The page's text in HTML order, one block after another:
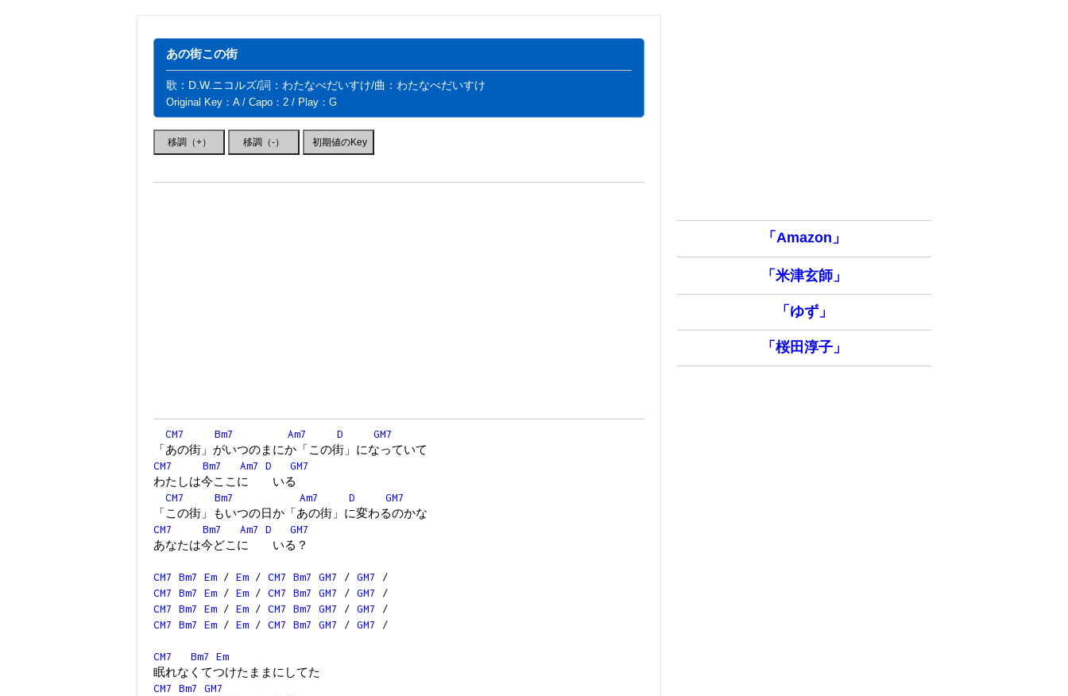
あの街この街
歌：D.W.ニコルズ/詞：わたなべだいすけ/曲：わたなべだいすけ
Original Key：A / Capo：2 / Play：G
CM7 Bm7 Am7 D
GM7
「あの街」がいつのまにか「この街」になっていて
CM7
Bm7 Am7 D
GM7
わたしは今ここに いる
CM7
Bm7 Am7 D
GM7
「この街」もいつの日か「あの街」に変わるのかな
CM7
Bm7 Am7 D
GM7
あなたは今どこに いる？
CM7 Bm7 Em / Em / CM7 Bm7 GM7 / GM7
/
CM7
Bm7 Em / Em / CM7 Bm7 GM7 / GM7
/
CM7
Bm7 Em / Em / CM7 Bm7 GM7 / GM7
/
CM7
Bm7 Em / Em / CM7 Bm7 GM7 / GM7 /
CM7 Bm7
Em
眠れなくてつけたままにしてた
CM7
Bm7
GM7
「Amazon」
「米津玄師」
「ゆず」
「桜田淳子」